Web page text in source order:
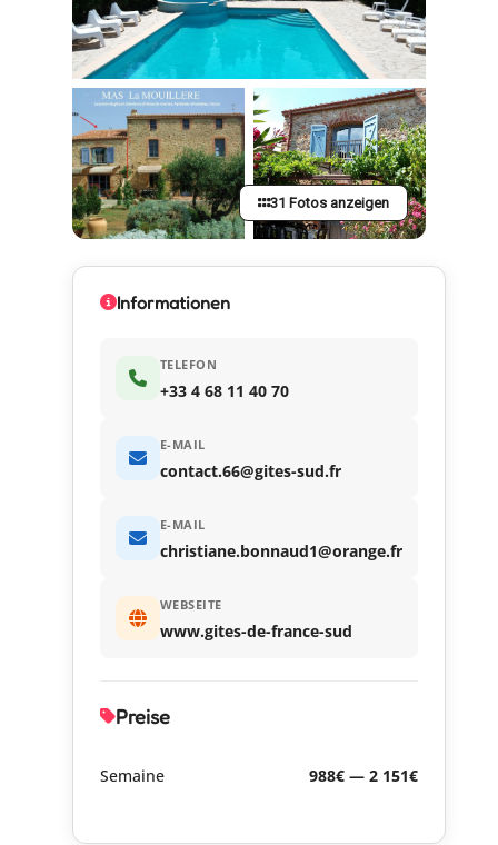
31 Fotos anzeigen
Informationen
TELEFON
+33 4 68 11 40 70
E-MAIL
contact.66@gites-sud.fr
E-MAIL
christiane.bonnaud1@orange.fr
WEBSEITE
www.gites-de-france-sud
Preise
Semaine 988€ — 2 151€